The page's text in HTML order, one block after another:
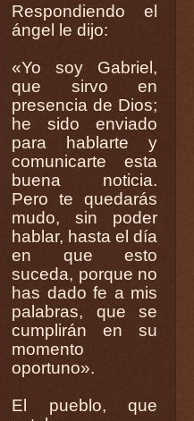
Respondiendo el
ángel le dijo:
«Yo soy Gabriel,
que sirvo en
presencia de Dios;
he sido enviado
para hablarte y
comunicarte esta
buena noticia.
Pero te quedarás
mudo, sin poder
hablar, hasta el día
en que esto
suceda, porque no
has dado fe a mis
palabras, que se
cumplirán en su
momento
oportuno».
El pueblo, que